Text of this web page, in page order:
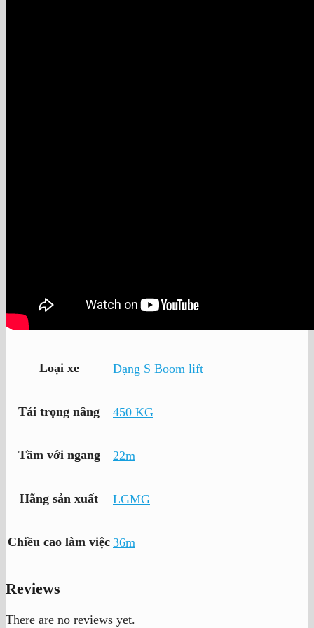
Loại xe Dạng S Boom lift
Tải trọng nâng 450 KG
Tầm với ngang 22m
Hãng sản xuất LGMG
Chiều cao làm việc 36m
Reviews
There are no reviews yet.